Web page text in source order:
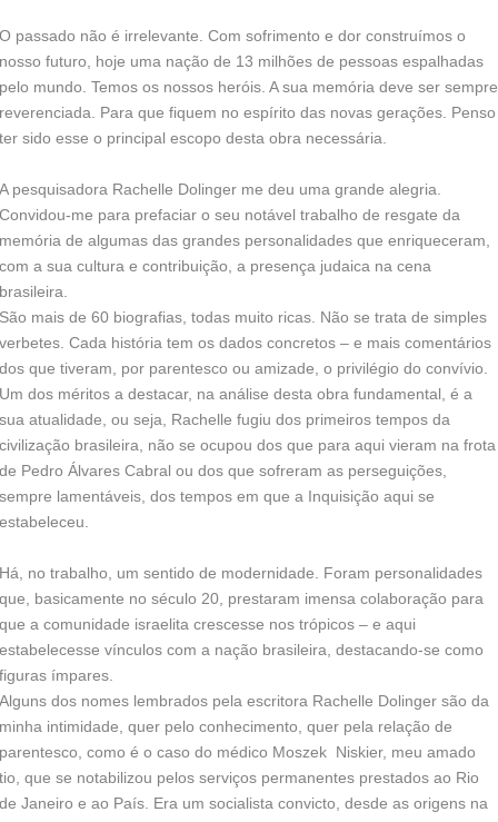
O passado não é irrelevante. Com sofrimento e dor construímos o
nosso futuro, hoje uma nação de 13 milhões de pessoas espalhadas
pelo mundo. Temos os nossos heróis. A sua memória deve ser sempre
reverenciada. Para que fiquem no espírito das novas gerações. Penso
ter sido esse o principal escopo desta obra necessária.
A pesquisadora Rachelle Dolinger me deu uma grande alegria.
Convidou-me para prefaciar o seu notável trabalho de resgate da
memória de algumas das grandes personalidades que enriqueceram,
com a sua cultura e contribuição, a presença judaica na cena
brasileira.
São mais de 60 biografias, todas muito ricas. Não se trata de simples
verbetes. Cada história tem os dados concretos – e mais comentários
dos que tiveram, por parentesco ou amizade, o privilégio do convívio.
Um dos méritos a destacar, na análise desta obra fundamental, é a
sua atualidade, ou seja, Rachelle fugiu dos primeiros tempos da
civilização brasileira, não se ocupou dos que para aqui vieram na frota
de Pedro Álvares Cabral ou dos que sofreram as perseguições,
sempre lamentáveis, dos tempos em que a Inquisição aqui se
estabeleceu.
Há, no trabalho, um sentido de modernidade. Foram personalidades
que, basicamente no século 20, prestaram imensa colaboração para
que a comunidade israelita crescesse nos trópicos – e aqui
estabelecesse vínculos com a nação brasileira, destacando-se como
figuras ímpares.
Alguns dos nomes lembrados pela escritora Rachelle Dolinger são da
minha intimidade, quer pelo conhecimento, quer pela relação de
parentesco, como é o caso do médico Moszek Niskier, meu amado
tio, que se notabilizou pelos serviços permanentes prestados ao Rio
de Janeiro e ao País. Era um socialista convicto, desde as origens na